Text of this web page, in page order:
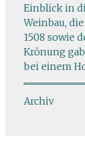
Einblick in
Weinbau,
1508 sowie
Krönung
bei einem
Archiv